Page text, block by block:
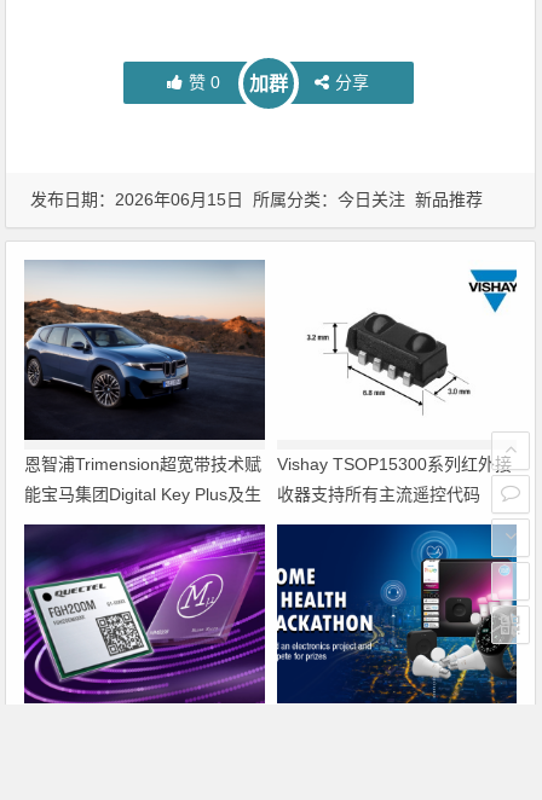
赞 0 加群 分享
发布日期：2026年06月15日 所属分类：今日关注 新品推荐
恩智浦Trimension超宽带技术赋
能宝马集团Digital Key Plus及生
命体存在检测功能
Vishay TSOP15300系列红外接
收器支持所有主流遥控代码